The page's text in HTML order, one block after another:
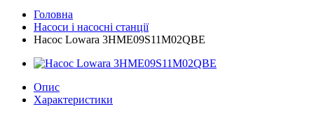
Головна
Насоси і насосні станції
Насос Lowara 3HME09S11M02QBE
Опис
Характеристики